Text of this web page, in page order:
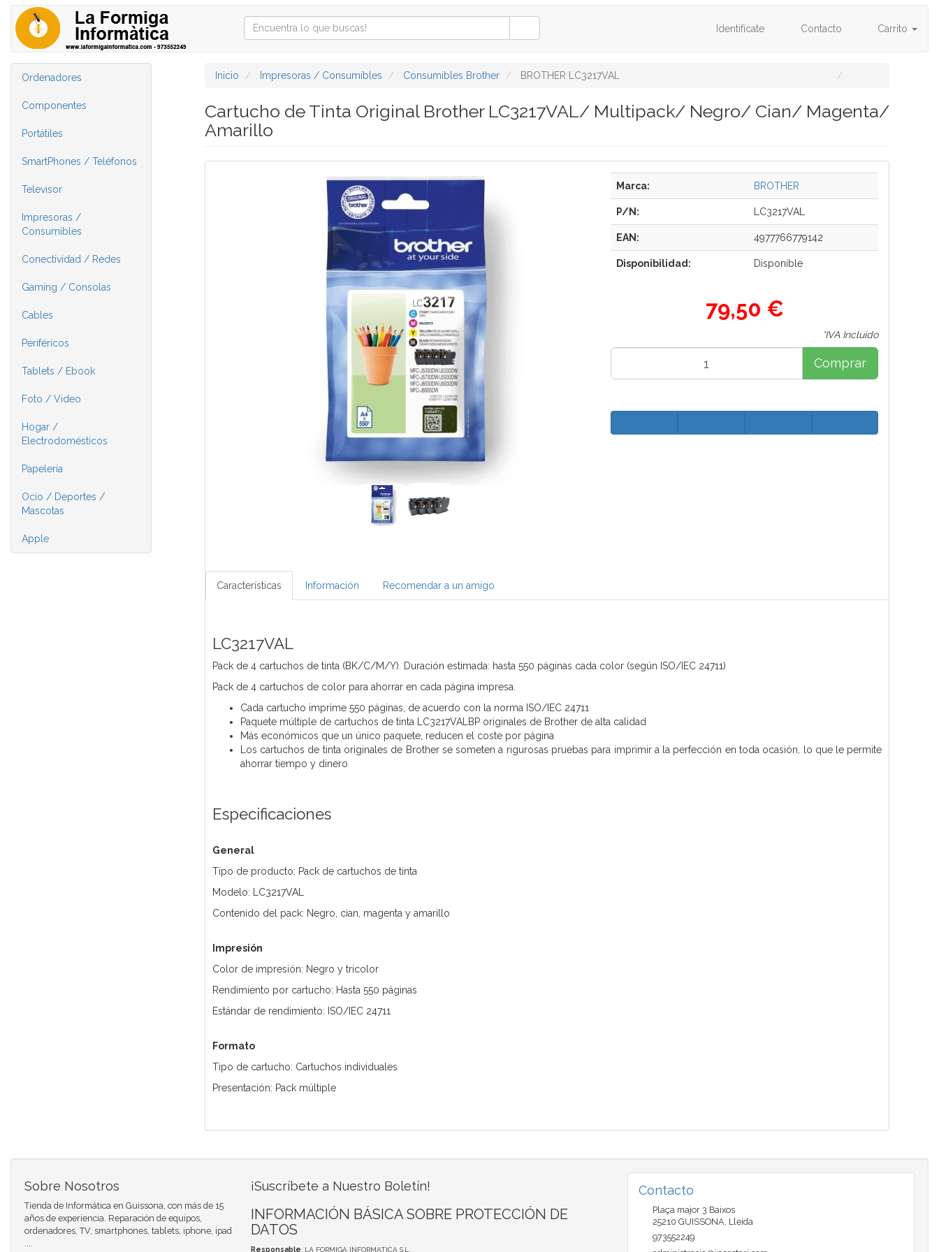
Identifícate Contacto Carrito
Ordenadores
Componentes
Portátiles
SmartPhones / Teléfonos
Televisor
Impresoras /
Consumibles
Conectividad / Redes
Gaming / Consolas
Cables
Periféricos
Tablets / Ebook
Foto / Video
Hogar /
Electrodomésticos
Papelería
Ocio / Deportes /
Mascotas
Apple
Inicio Impresoras / Consumibles Consumibles Brother BROTHER LC3217VAL
Cartucho de Tinta Original Brother LC3217VAL/ Multipack/ Negro/ Cian/ Magenta/
Amarillo
Marca: BROTHER
P/N: LC3217VAL
EAN: 4977766779142
Disponibilidad: Disponible
79,50 €
*IVA Incluido
Comprar
Características Información Recomendar a un amigo
LC3217VAL
Pack de 4 cartuchos de tinta (BK/C/M/Y). Duración estimada: hasta 550 páginas cada color (según ISO/IEC 24711)
Pack de 4 cartuchos de color para ahorrar en cada página impresa.
Cada cartucho imprime 550 páginas, de acuerdo con la norma ISO/IEC 24711
Paquete múltiple de cartuchos de tinta LC3217VALBP originales de Brother de alta calidad
Más económicos que un único paquete, reducen el coste por página
Los cartuchos de tinta originales de Brother se someten a rigurosas pruebas para imprimir a la perfección en toda ocasión, lo que le permite
ahorrar tiempo y dinero
Especificaciones
General
Tipo de producto: Pack de cartuchos de tinta
Modelo: LC3217VAL
Contenido del pack: Negro, cian, magenta y amarillo
Impresión
Color de impresión: Negro y tricolor
Rendimiento por cartucho: Hasta 550 páginas
Estándar de rendimiento: ISO/IEC 24711
Formato
Tipo de cartucho: Cartuchos individuales
Presentación: Pack múltiple
Sobre Nosotros
Tienda de Informática en Guissona, con más de 15
años de experiencia. Reparación de equipos,
ordenadores, TV, smartphones, tablets, iphone, ipad
....
¡Suscríbete a Nuestro Boletín!
INFORMACIÓN BÁSICA SOBRE PROTECCIÓN DE
DATOS
Responsable: LA FORMIGA INFORMATICA S.L.
Contacto
Plaça major 3 Baixos
25210 GUISSONA, Lleida
973552249